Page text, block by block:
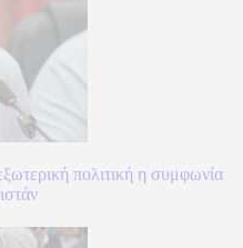
πολιτική η συμφωνία